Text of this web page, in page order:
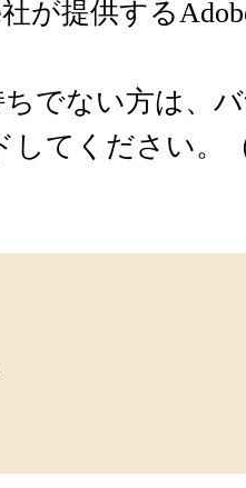
が提供する
ちでない方は、
してください。